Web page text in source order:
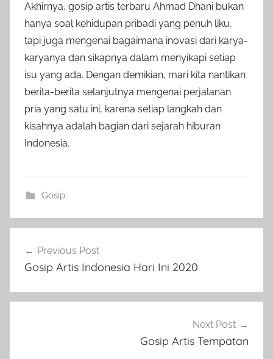
Akhirnya, gosip artis terbaru Ahmad Dhani bukan
hanya soal kehidupan pribadi yang penuh liku,
tapi juga mengenai bagaimana inovasi dari karya-
karyanya dan sikapnya dalam menyikapi setiap
isu yang ada. Dengan demikian, mari kita nantikan
berita-berita selanjutnya mengenai perjalanan
pria yang satu ini, karena setiap langkah dan
kisahnya adalah bagian dari sejarah hiburan
Indonesia.
Gosip
navigation
Previous Post
Gosip Artis Indonesia Hari Ini 2020
Next Post
Gosip Artis Tempatan